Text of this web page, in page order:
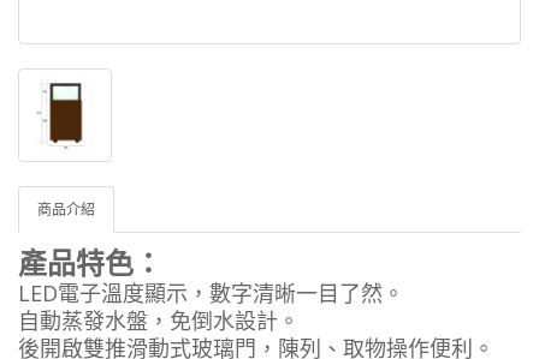
商品介紹
產品特色：
LED電子溫度顯示，數字清晰一目了然。
自動蒸發水盤，免倒水設計。
後開啟雙推滑動式玻璃門，陳列、取物操作便利。